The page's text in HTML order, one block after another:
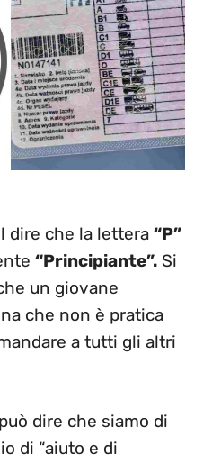
dire che la lettera “P”
“Principiante”. Si
un giovane
che non è pratica
a tutti gli altri
dire che siamo di
di “aiuto e di